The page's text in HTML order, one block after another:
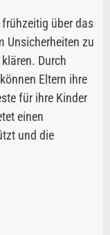
über das
Unsicherheiten zu
Durch
Eltern ihre
für ihre Kinder
einen
und die